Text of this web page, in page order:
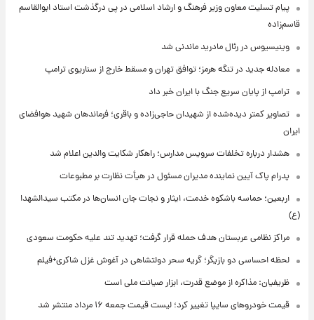
پیام تسلیت معاون وزیر فرهنگ و ارشاد اسلامی در پی درگذشت استاد ابوالقاسم
قاسم‌زاده
وینیسیوس در رئال مادرید ماندنی شد
معادله جدید در تنگه هرمز؛ توافق تهران و مسقط خارج از سناریوی ترامپ
ترامپ از پایان سریع جنگ با ایران خبر داد
تصاویر کمتر دیده‌شده از شهیدان حاجی‌زاده و باقری؛ فرماندهان شهید هوافضای
ایران
هشدار درباره تخلفات سرویس مدارس؛ راهکار شکایت والدین اعلام شد
پدرام پاک آیین نماینده مدیران مسئول در هیأت نظارت بر مطبوعات
اربعین؛ حماسه باشکوه خدمت، ایثار و نجات جان انسان‌ها در مکتب سیدالشهدا
(ع)
مراکز نظامی عربستان هدف حمله قرار گرفت؛ تهدید تند علیه حکومت سعودی
لحظه احساسی دو بازیگر؛ گریه سحر دولتشاهی در آغوش غزل شاکری+فیلم
ظریفیان: مذاکره از موضع قدرت، ابزار صیانت ملی است
قیمت خودروهای سایپا تغییر کرد؛ لیست قیمت جمعه ۱۶ مرداد منتشر شد